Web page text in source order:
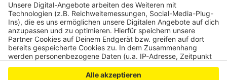
Anzeige
Anzeige